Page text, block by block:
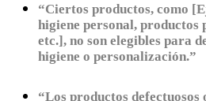
“Ciertos productos, como
higiene personal, productos
etc.], no son elegibles para
higiene o personalización.”
“Los productos defectuosos